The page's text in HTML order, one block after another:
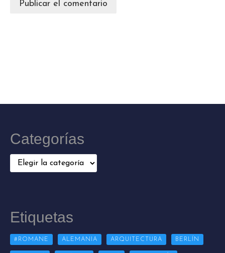
Categorías
Categorías
Etiquetas
#ROMANE ALEMANIA ARQUITECTURA BERLÍN